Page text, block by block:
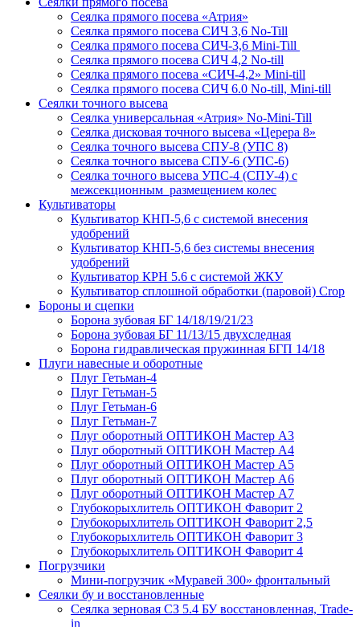
Сеялка прямого посева «Атрия»
Сеялка прямого посева СИЧ 3,6 No-Till
Сеялка прямого посева СИЧ-3,6 Mini-Till
Сеялка прямого посева СИЧ 4,2 No-till
Сеялка прямого посева «СИЧ-4,2» Mini-till
Сеялка прямого посева СИЧ 6.0 No-till, Mini-till
Сеялки точного высева
Сеялка универсальная «Атрия» No-Mini-Till
Сеялка дисковая точного высева «Церера 8»
Сеялка точного высева СПУ-8 (УПС 8)
Сеялка точного высева СПУ-6 (УПС-6)
Сеялка точного высева УПС-4 (СПУ-4) с
межсекционным размещением колес
Культиваторы
Культиватор КНП-5,6 с системой внесения
удобрений
Культиватор КНП-5,6 без системы внесения
удобрений
Культиватор КРН 5.6 с системой ЖКУ
Культиватор сплошной обработки (паровой) Crop
Бороны и сцепки
Борона зубовая БГ 14/18/19/21/23
Борона зубовая БГ 11/13/15 двухследная
Борона гидравлическая пружинная БГП 14/18
Плуги навесные и оборотные
Плуг Гетьман-4
Плуг Гетьман-5
Плуг Гетьман-6
Плуг Гетьман-7
Плуг оборотный ОПТИКОН Мастер А3
Плуг оборотный ОПТИКОН Мастер А4
Плуг оборотный ОПТИКОН Мастер А5
Плуг оборотный ОПТИКОН Мастер А6
Плуг оборотный ОПТИКОН Мастер А7
Глубокорыхлитель ОПТИКОН Фаворит 2
Глубокорыхлитель ОПТИКОН Фаворит 2,5
Глубокорыхлитель ОПТИКОН Фаворит 3
Глубокорыхлитель ОПТИКОН Фаворит 4
Погрузчики
Мини-погрузчик «Муравей 300» фронтальный
Сеялки бу и восстановленные
Сеялка зерновая СЗ 5.4 БУ восстановленная, Trade-
in